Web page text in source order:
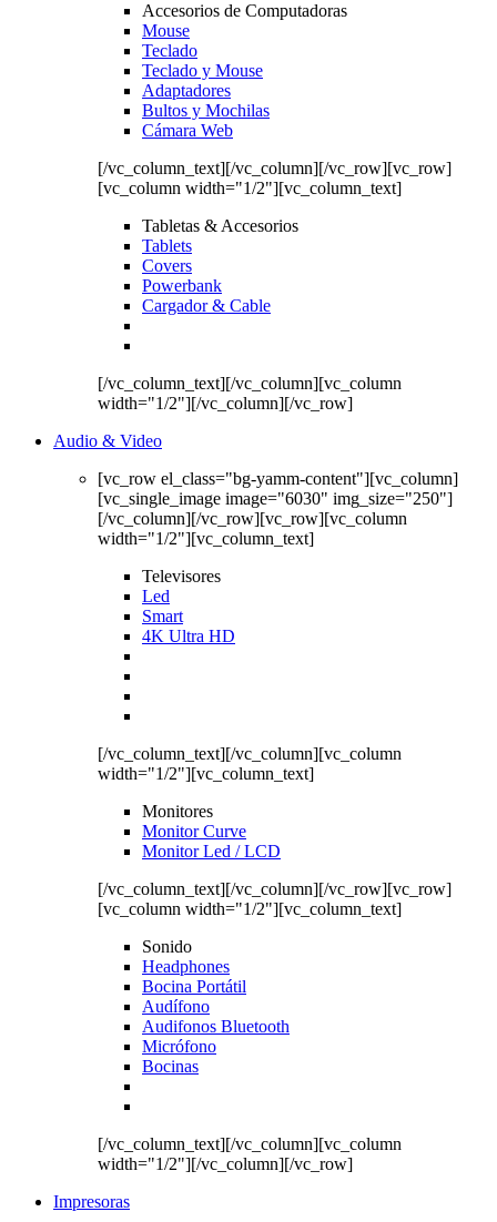
Accesorios de Computadoras
Mouse
Teclado
Teclado y Mouse
Adaptadores
Bultos y Mochilas
Cámara Web
[/vc_column_text][/vc_column][/vc_row][vc_row]
[vc_column width="1/2"][vc_column_text]
Tabletas & Accesorios
Tablets
Covers
Powerbank
Cargador & Cable
[/vc_column_text][/vc_column][vc_column
width="1/2"][/vc_column][/vc_row]
Audio & Video
[vc_row el_class="bg-yamm-content"][vc_column]
[vc_single_image image="6030" img_size="250"]
[/vc_column][/vc_row][vc_row][vc_column
width="1/2"][vc_column_text]
Televisores
Led
Smart
4K Ultra HD
[/vc_column_text][/vc_column][vc_column
width="1/2"][vc_column_text]
Monitores
Monitor Curve
Monitor Led / LCD
[/vc_column_text][/vc_column][/vc_row][vc_row]
[vc_column width="1/2"][vc_column_text]
Sonido
Headphones
Bocina Portátil
Audífono
Audifonos Bluetooth
Micrófono
Bocinas
[/vc_column_text][/vc_column][vc_column
width="1/2"][/vc_column][/vc_row]
Impresoras